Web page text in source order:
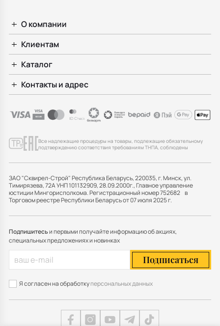
О компании
Клиентам
Каталог
Контакты и адрес
Все надлежащие процедуры на товары, подлежащие обязательному
подтверждению соответствия требованиям ТНПА, соблюдены
ЗАО "Сквирел-Строй" Республика Беларусь, 220035, г. Минск, ул.
Тимирязева, 72А УНП 101132909, 28.09.2000г., Главное управление
юстиции Мингорисполкома. Регистрационный номер 752682 в
Торговом реестре Республики Беларусь от 07 июля 2025 г.
Подпишитесьи первыми получайте информацию об акциях,
специальных предложениях и новинках
Подписаться
Я согласен на обработкуперсональных данных